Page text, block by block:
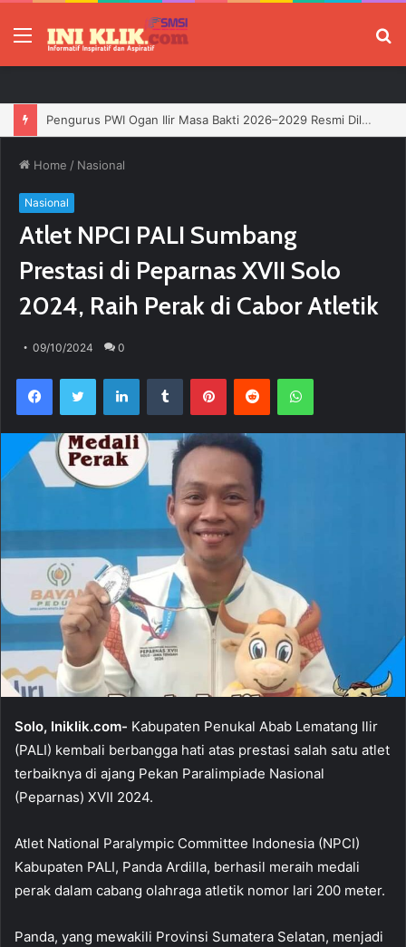
Menu
Jelang HUT RI, 3 Sumur Infill Baru di Zona 4 Dukung Kedaulatan Energi
Home / Nasional
Nasional
Atlet NPCI PALI Sumbang
Prestasi di Peparnas XVII Solo
2024, Raih Perak di Cabor Atletik
09/10/2024 0
Solo, Iniklik.com- Kabupaten Penukal Abab Lematang Ilir
(PALI) kembali berbangga hati atas prestasi salah satu atlet
terbaiknya di ajang Pekan Paralimpiade Nasional
(Peparnas) XVII 2024.
Atlet National Paralympic Committee Indonesia (NPCI)
Kabupaten PALI, Panda Ardilla, berhasil meraih medali
perak dalam cabang olahraga atletik nomor lari 200 meter.
Panda, yang mewakili Provinsi Sumatera Selatan, menjadi